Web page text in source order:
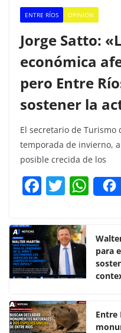
ENTRE RÍOS OPINION
Jorge Satto:
económica
pero Entre
sostener la
El secretario de Turismo
temporada de invierno,
posible crecida de los
F
c
e
b
o
o
k
T
itt
er
W
h
s
A
p
para
Entre